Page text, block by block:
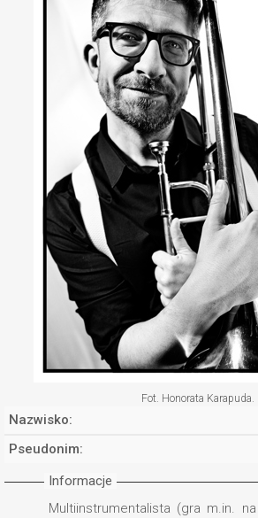
Fot. Honorata Karapuda.
Nazwisko:
Pseudonim:
Informacje
Multiinstrumentalista (gra m.in.